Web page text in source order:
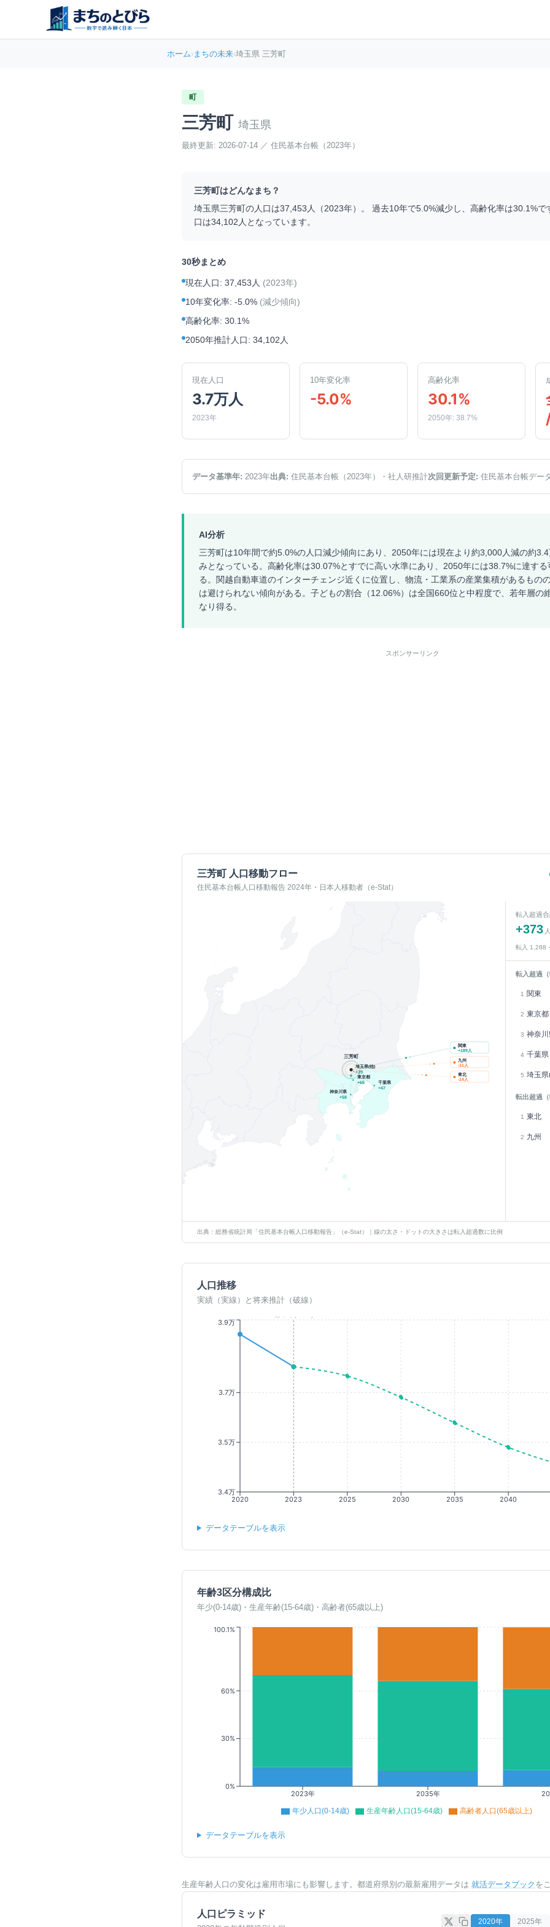
ホーム›まちの未来›埼玉県 三芳町
町
三芳町 埼玉県
最終更新: 2026-07-14 ／ 住民基本台帳（2023年）
三芳町はどんなまち？
埼玉県三芳町の人口は37,453 人（2023年）。 過去10年で5.0%減少し、高齢化率は30.1%で
口は34,102 人となっています。
30秒まとめ
現在人口: 37,453人 (2023年)
10年変化率: -5.0% (減少傾向)
高齢化率: 30.1%
2050年推計人口: 34,102人
現在人口
3.7万人
2023年
10年変化率
-5.0%
高齢化率
30.1%
2050年: 38.7%
データ基準年: 2023年出典: 住民基本台帳（2023年） ・社人研推計次回更新予定: 住民基本台帳デー
AI分析
三芳町は10年間で約5.0%の人口減少傾向にあり、2050年には現在より約3,000人減の約
みとなっている。高齢化率は30.07%とすでに高い水準にあり、2050年には38.7%に達す
る。関越自動車道のインターチェンジ近くに位置し、物流・工業系の産業集積があるもの
は避けられない傾向がある。子どもの割合（12.06%）は全国660位と中程度で、若年層の
なり得る。
スポンサーリンク
三芳町 人口移動フロー
住民基本台帳人口移動報告 2024年・日本人移動者（e-Stat）
東京都
+65
神奈川県
+58
千葉県
+47
埼玉県(他)
+39
三芳町
関東
+189人
九州
-11人
東北
-14人
転入超過
+373 人
転入 1,288
転入超過（
1 関東
2 東京都
3 神奈
4 千葉県
5 埼玉
転出超過（
1 東北
2 九州
出典：総務省統計局「住民基本台帳人口移動報告」（e-Stat）｜線の太さ・ドットの大きさは転入超過数に比例
人口推移
実績（実線）と将来推計（破線）
2020 2023 2025 2030 2035 2040
3.4万
3.5万
3.7万
3.9万
データテーブルを表示
年齢3区分構成比
年少(0-14歳)・生産年齢(15-64歳)・高齢者(65歳以上)
2023年 2035年
0%
30%
60%
100.1%
年少人口(0-14歳) 生産年齢人口(15-64歳) 高齢者人口(65歳以上)
データテーブルを表示
生産年齢人口の変化は雇用市場にも影響します。都道府県別の最新雇用データは 就活データブック を
人口ピラミッド
2020年 2025年